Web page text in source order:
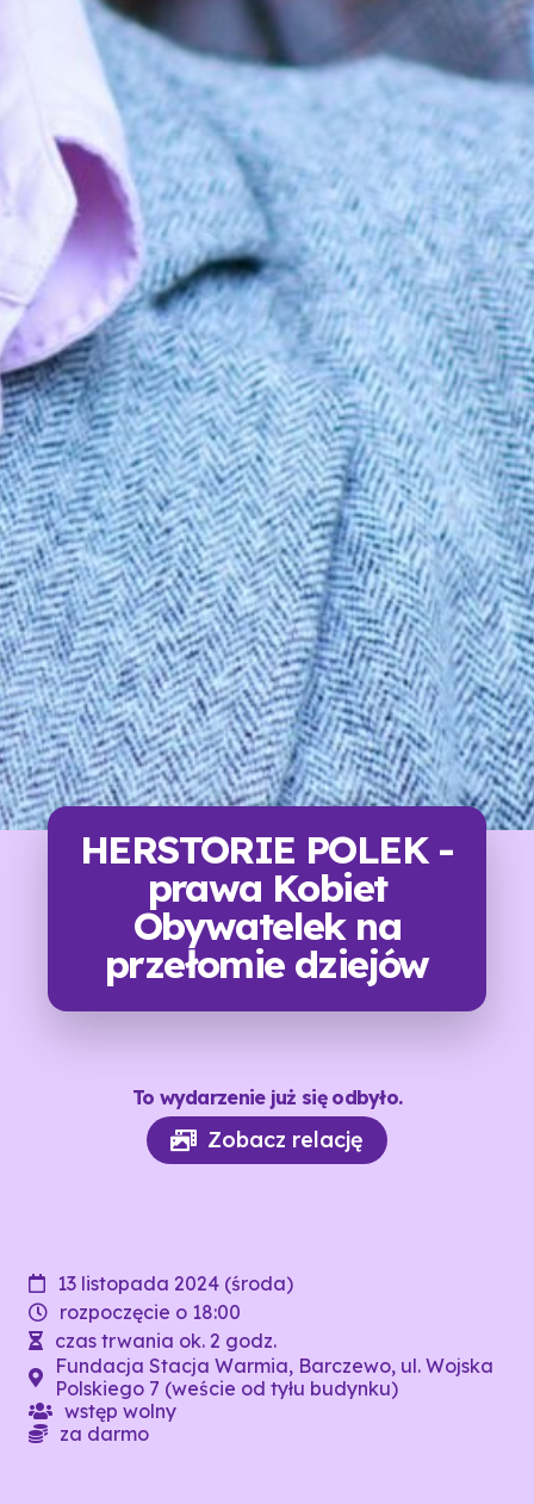
HERSTORIE POLEK -
prawa Kobiet
Obywatelek na
przełomie dziejów
To wydarzenie już się odbyło.
Zobacz relację
13 listopada 2024 (środa)
rozpoczęcie o 18:00
czas trwania ok. 2 godz.
Fundacja Stacja Warmia, Barczewo, ul. Wojska
Polskiego 7 (weście od tyłu budynku)
wstęp wolny
za darmo